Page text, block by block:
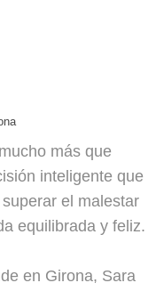
más que
inteligente que
el malestar
equilibrada y feliz.
en Girona, Sara